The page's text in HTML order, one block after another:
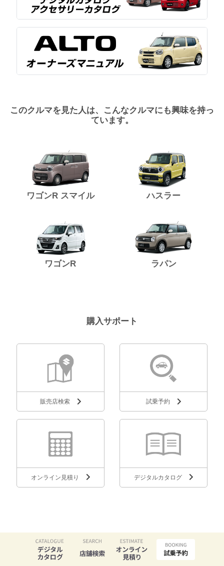
このクルマを見た人は、こんなクルマにも興味を持っ
ています。
ワゴンR スマイル ハスラー
ワゴンR ラパン
購入サポート
販売店検索 試乗予約
オンライン見積り デジタルカタログ